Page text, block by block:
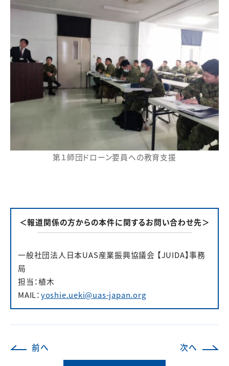
第１師団ドローン要員への教育支援
＜報道関係の方からの本件に関するお問い合わせ先＞
一般社団法人日本UAS産業振興協議会 【JUIDA】事務
局
担当：植木
MAIL：yoshie.ueki@uas-japan.org
前へ 次へ